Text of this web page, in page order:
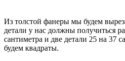
Из толстой фанеры мы будем
детали у нас должны получиться
сантиметра и две детали 25 на 37
будем квадраты.